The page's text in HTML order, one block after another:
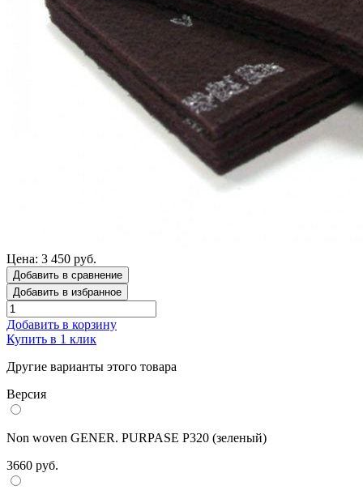
Цена: 3 450 руб.
Добавить в сравнение
Добавить в избранное
Добавить в корзину
Купить в 1 клик
Другие варианты этого товара
Версия
Non woven GENER. PURPASE Р320 (зеленый)
3660 руб.